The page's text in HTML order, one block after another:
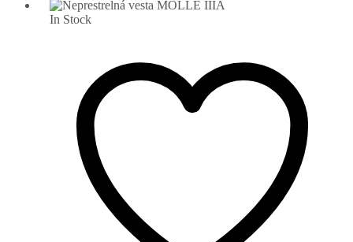
In Stock